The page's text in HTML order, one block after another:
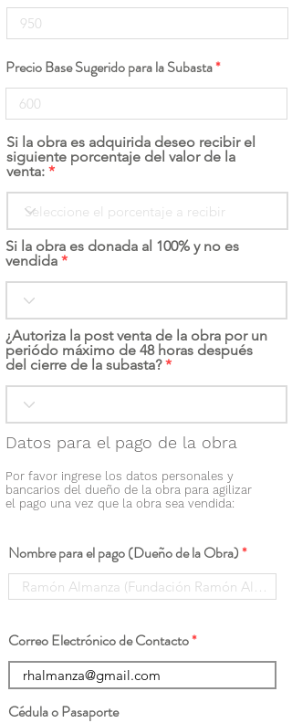
Precio Base Sugerido para la Subasta
Si la obra es adquirida deseo recibir el
siguiente porcentaje del valor de la
venta:
Si la obra es donada al 100% y no es
vendida
¿Autoriza la post venta de la obra por un
periódo máximo de 48 horas después
del cierre de la subasta?
Datos para el pago de la obra
Por favor ingrese los datos personales y
bancarios del dueño de la obra para agilizar
el pago una vez que la obra sea vendida:
Nombre para el pago (Dueño de la Obra)
Correo Electrónico de Contacto
Cédula o Pasaporte